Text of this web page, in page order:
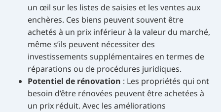
un œil sur les listes de saisies et les ventes aux
enchères. Ces biens peuvent souvent être
achetés à un prix inférieur à la valeur du marché,
même s’ils peuvent nécessiter des
investissements supplémentaires en termes de
réparations ou de procédures juridiques.
Potentiel de rénovation : Les propriétés qui ont
besoin d’être rénovées peuvent être achetées à
un prix réduit. Avec les améliorations